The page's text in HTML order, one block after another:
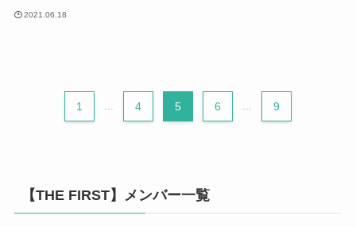
2021.06.18
1 4 5 6 9
【THE FIRST】メンバー一覧